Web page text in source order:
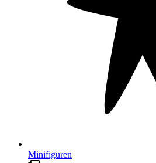
Minifiguren